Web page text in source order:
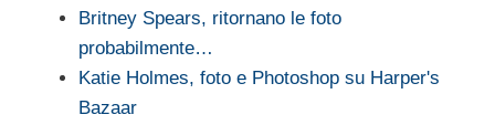
Britney Spears, ritornano le foto
probabilmente…
Katie Holmes, foto e Photoshop su Harper's
Bazaar